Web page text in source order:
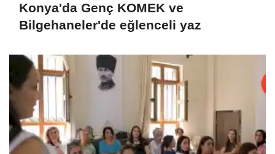
Konya'da Genç KOMEK ve
Bilgehaneler'de eğlenceli yaz